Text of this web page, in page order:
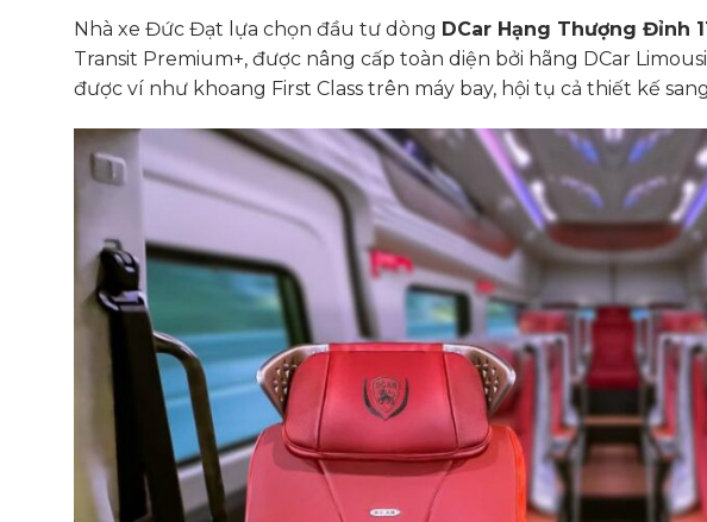
Nhà xe Đức Đạt lựa chọn đầu tư dòng DCar Hạng Thượng Đỉnh
Transit Premium+, được nâng cấp toàn diện bởi hãng DCar
được ví như khoang First Class trên máy bay, hội tụ cả thiết kế